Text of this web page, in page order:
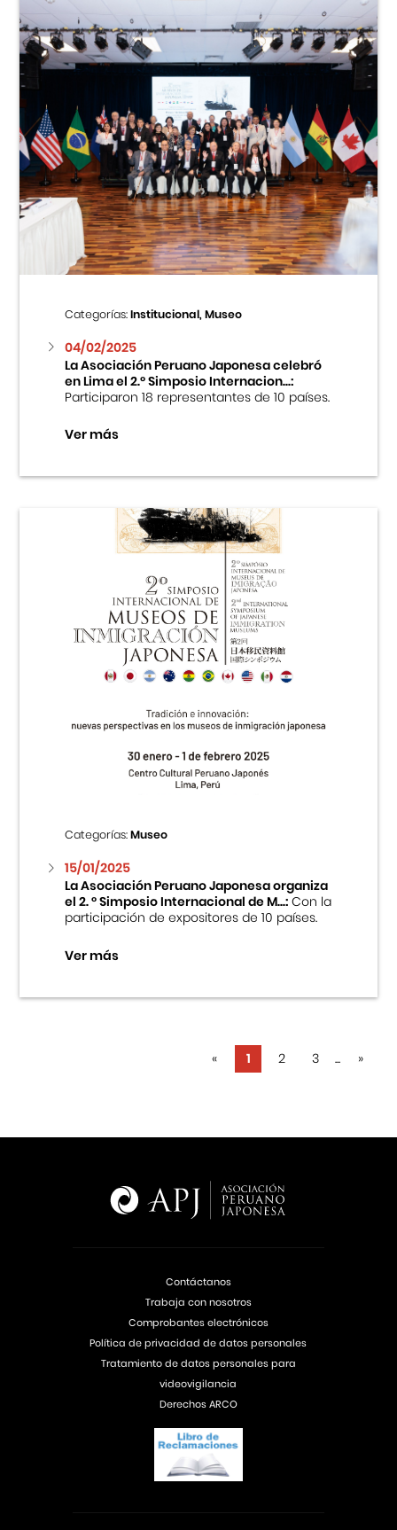
Categorías:Institucional, Museo
04/02/2025
La Asociación Peruano Japonesa celebró
en Lima el 2.º Simposio Internacion...:
Participaron 18 representantes de 10 países.
Ver más
Categorías:Museo
15/01/2025
La Asociación Peruano Japonesa organiza
el 2. ° Simposio Internacional de M...:Con la
participación de expositores de 10 países.
Ver más
« 1 2 3 ... »
Contáctanos
Trabaja con nosotros
Comprobantes electrónicos
Política de privacidad de datos personales
Tratamiento de datos personales para
videovigilancia
Derechos ARCO